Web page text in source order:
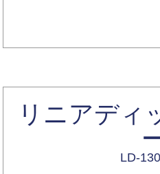
リニアディ
LD-